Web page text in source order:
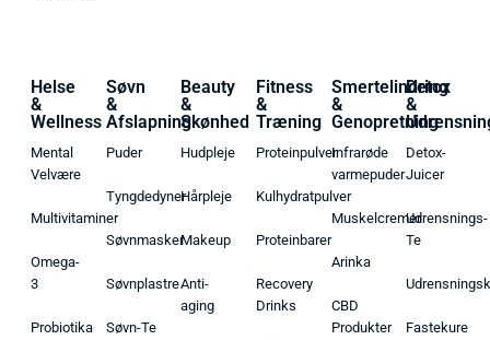
Helse
&
Wellness
Mental
Velvære
Multivitaminer
Omega-
3
Probiotika
Søvn
&
Afslapning
Puder
Tyngdedyner
Søvnmasker
Søvnplastre
Søvn-Te
Beauty
&
Skønhed
Hudpleje
Hårpleje
Makeup
Anti-
aging
Fitness
&
Træning
Proteinpulver
Kulhydratpulver
Proteinbarer
Recovery
Drinks
Smertelindring
&
Genopretning
Infrarøde
varmepuder
Muskelcremer
Arinka
CBD
Produkter
Detox
&
Detox-
Juicer
Udrensnings-
Te
Fastekure